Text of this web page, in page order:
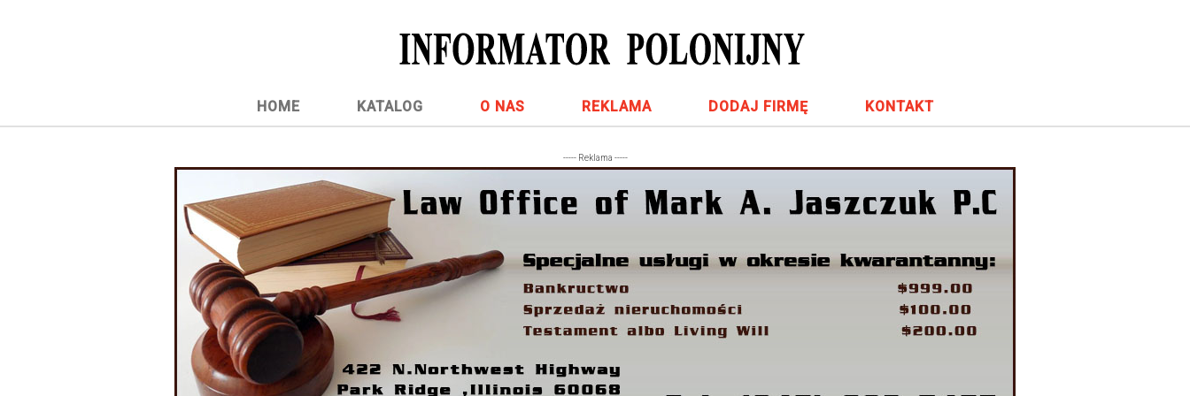
HOME KATALOG O NAS REKLAMA DODAJ FIRMĘ KONTAKT
----- Reklama -----